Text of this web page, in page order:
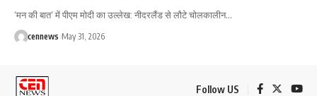
‘मन की बात’ में पीएम मोदी का उल्लेख: नीदरलैंड से लौटे चोलकालीन…
cennews May 31, 2026
Follow US